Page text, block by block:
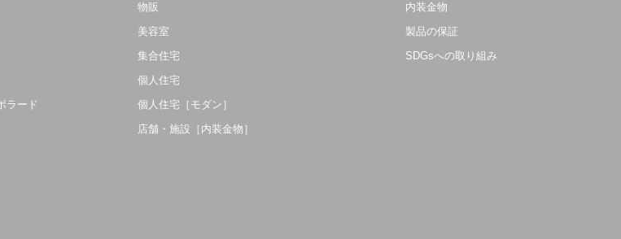
ラード
物販
美容室
集合住宅
個人住宅
個人住宅［モダン］
店舗・施設［内装金物］
内装金物
製品の保証
SDGsへの取り組み